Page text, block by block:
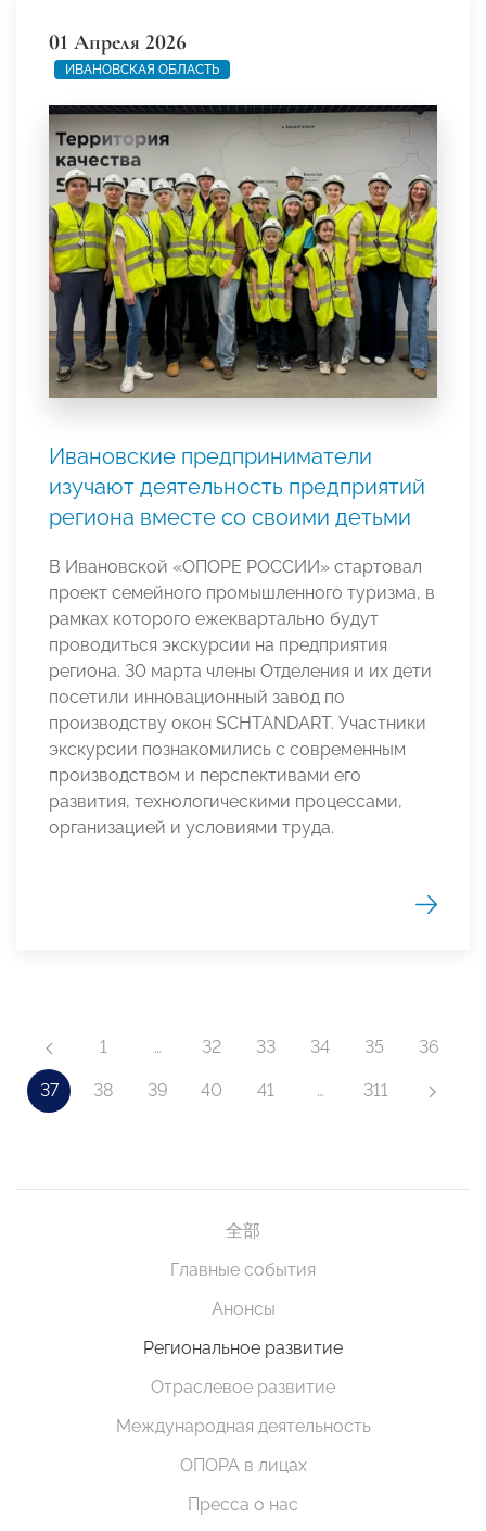
01 Апреля 2026
ИВАНОВСКАЯ ОБЛАСТЬ
Ивановские предприниматели
изучают деятельность предприятий
региона вместе со своими детьми
В Ивановской «ОПОРЕ РОССИИ» стартовал
проект семейного промышленного туризма, в
рамках которого ежеквартально будут
проводиться экскурсии на предприятия
региона. 30 марта члены Отделения и их дети
посетили инновационный завод по
производству окон SCHTANDART. Участники
экскурсии познакомились с современным
производством и перспективами его
развития, технологическими процессами,
организацией и условиями труда.
1 … 32 33 34 35 36
37 38 39 40 41 … 311
全部
Главные события
Анонсы
Региональное развитие
Отраслевое развитие
Международная деятельность
ОПОРА в лицах
Пресса о нас